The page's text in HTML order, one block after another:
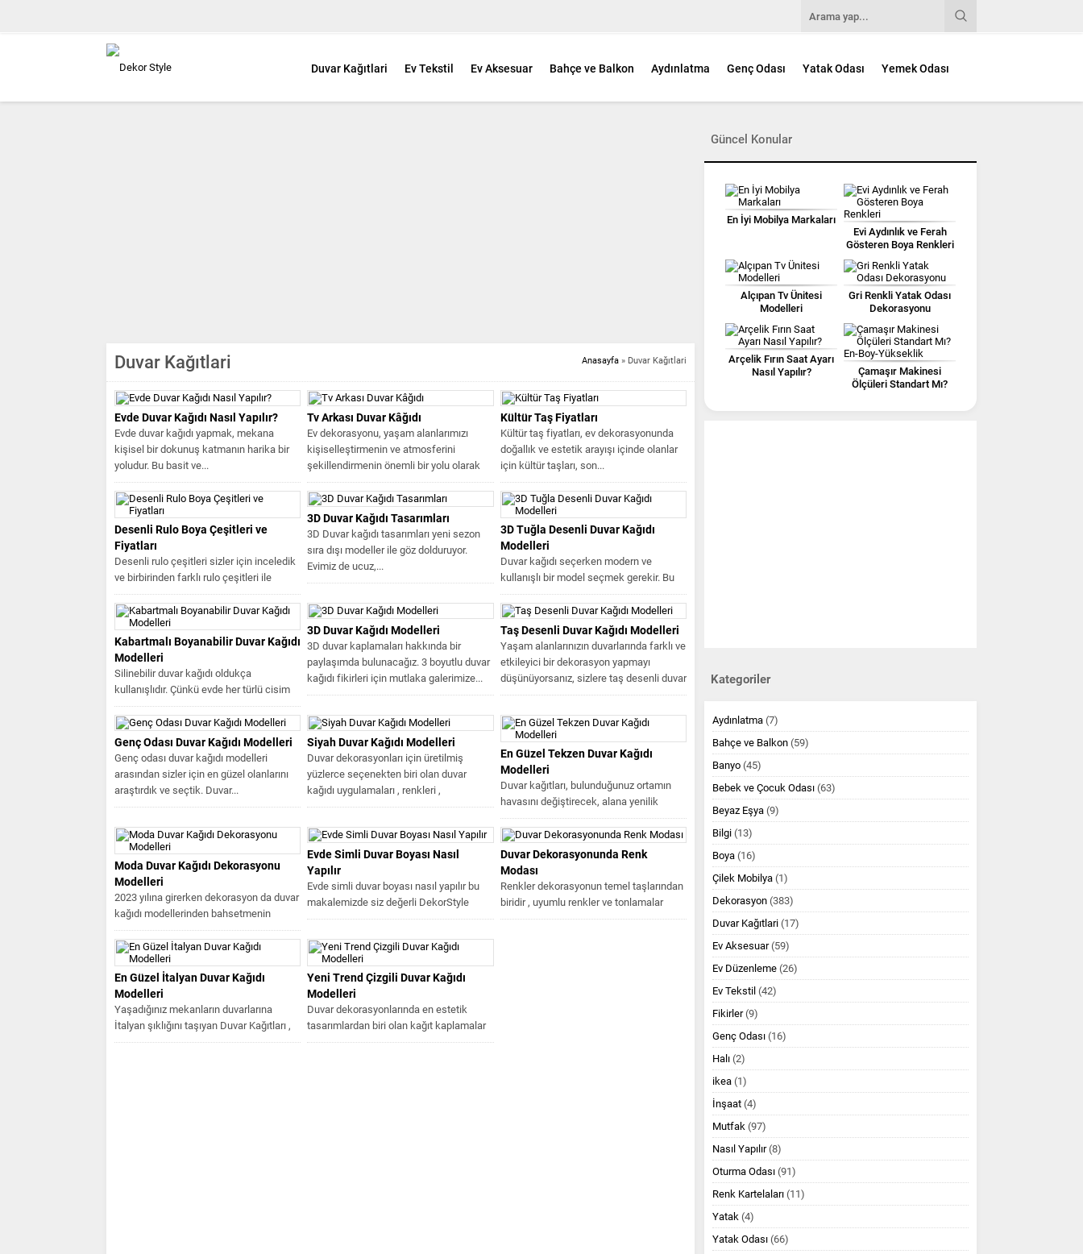
Duvar Kağıtlari Ev Tekstil Ev Aksesuar Bahçe ve Balkon Aydınlatma Genç Odası Yatak Odası Yemek Odası
Anasayfa » Duvar Kağıtlari
Duvar Kağıtlari
Evde Duvar Kağıdı Nasıl Yapılır?
Evde duvar kağıdı yapmak, mekana
kişisel bir dokunuş katmanın harika bir
yoludur. Bu basit ve...
Tv Arkası Duvar Kâğıdı
Ev dekorasyonu, yaşam alanlarımızı
kişiselleştirmenin ve atmosferini
şekillendirmenin önemli bir yolu olarak
karşımıza çıkar. Bu...
Kültür Taş Fiyatları
Kültür taş fiyatları, ev dekorasyonunda
doğallık ve estetik arayışı içinde olanlar
için kültür taşları, son...
Desenli Rulo Boya Çeşitleri ve
Fiyatları
Desenli rulo çeşitleri sizler için inceledik
ve birbirinden farklı rulo çeşitleri ile
karşılaştık. Güzel okurlarımız...
3D Duvar Kağıdı Tasarımları
3D Duvar kağıdı tasarımları yeni sezon
sıra dışı modeller ile göz dolduruyor.
Evimiz de ucuz,...
3D Tuğla Desenli Duvar Kağıdı
Modelleri
Duvar kağıdı seçerken modern ve
kullanışlı bir model seçmek gerekir. Bu
nedenle tuğla desenli duvar...
Kabartmalı Boyanabilir Duvar Kağıdı
Modelleri
Silinebilir duvar kağıdı oldukça
kullanışlıdır. Çünkü evde her türlü cisim
duvara temas edebilir ve boyanmasına...
3D Duvar Kağıdı Modelleri
3D duvar kaplamaları hakkında bir
paylaşımda bulunacağız. 3 boyutlu duvar
kağıdı fikirleri için mutlaka galerimize...
Taş Desenli Duvar Kağıdı Modelleri
Yaşam alanlarınızın duvarlarında farklı ve
etkileyici bir dekorasyon yapmayı
düşünüyorsanız, sizlere taş desenli duvar
kağıtlarını...
Genç Odası Duvar Kağıdı Modelleri
Genç odası duvar kağıdı modelleri
arasından sizler için en güzel olanlarını
araştırdık ve seçtik. Duvar...
Siyah Duvar Kağıdı Modelleri
Duvar dekorasyonları için üretilmiş
yüzlerce seçenekten biri olan duvar
kağıdı uygulamaları , renkleri ,
desenleri,...
En Güzel Tekzen Duvar Kağıdı
Modelleri
Duvar kağıtları, bulunduğunuz ortamın
havasını değiştirecek, alana yenilik
katacak materyallerdir. Duvar kağıdı
modelleri klasik, vintage...
Moda Duvar Kağıdı Dekorasyonu
Modelleri
2023 yılına girerken dekorasyon da duvar
kağıdı modellerinden bahsetmenin
zamanı gelmiştir. En şık duvar
kağıtlarını...
Evde Simli Duvar Boyası Nasıl
Yapılır
Evde simli duvar boyası nasıl yapılır bu
makalemizde siz değerli DekorStyle
takipçilerimize anlatmaya çalıştık.
Duvar Dekorasyonunda Renk
Modası
Renkler dekorasyonun temel taşlarından
biridir , uyumlu renkler ve tonlamalar
dekorasyonu ortaya çıkaran en önemli...
En Güzel İtalyan Duvar Kağıdı
Modelleri
Yaşadığınız mekanların duvarlarına
İtalyan şıklığını taşıyan Duvar Kağıtları ,
silinebilir ve yıkanabilir olma özellikleri
Yeni Trend Çizgili Duvar Kağıdı
Modelleri
Duvar dekorasyonlarında en estetik
tasarımlardan biri olan kağıt kaplamalar
,dayanıklı ve dekoratif ürünler olduğu
Güncel Konular
En İyi Mobilya Markaları
Evi Aydınlık ve Ferah
Gösteren Boya Renkleri
Alçıpan Tv Ünitesi
Modelleri
Gri Renkli Yatak Odası
Dekorasyonu
Arçelik Fırın Saat Ayarı
Nasıl Yapılır?
Çamaşır Makinesi
Ölçüleri Standart Mı?
Kategoriler
Aydınlatma (7)
Bahçe ve Balkon (59)
Banyo (45)
Bebek ve Çocuk Odası (63)
Beyaz Eşya (9)
Bilgi (13)
Boya (16)
Çilek Mobilya (1)
Dekorasyon (383)
Duvar Kağıtlari (17)
Ev Aksesuar(59)
Ev Düzenleme (26)
Ev Tekstil (42)
Fikirler(9)
Genç Odası (16)
Halı (2)
ikea (1)
İnşaat (4)
Mutfak (97)
Nasıl Yapılır(8)
Oturma Odası (91)
Renk Kartelaları (11)
Yatak (4)
Yatak Odası (66)